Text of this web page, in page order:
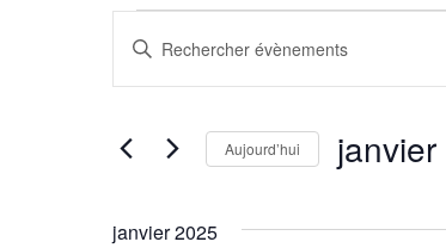
Évènements
Recherche
et
navigation
de
vues
Saisir
Rechercher
Évènements
mot-
Aujourd’hui
janvier 2025